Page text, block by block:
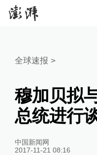
全球速报 >
穆加贝拟
总统进行
中国新闻网
2017-11-21 08:16